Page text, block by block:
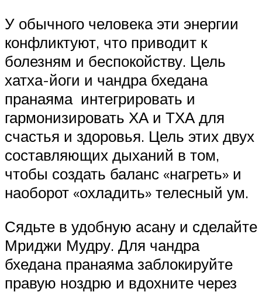
У обычного человека эти энергии
конфликтуют, что приводит к
болезням и беспокойству. Цель
хатха-йоги и чандра бхедана
пранаяма интегрировать и
гармонизировать ХА и ТХА для
счастья и здоровья. Цель этих двух
составляющих дыханий в том,
чтобы создать баланс «нагреть» и
наоборот «охладить» телесный ум.
Сядьте в удобную асану и сделайте
Мриджи Мудру. Для чандра
бхедана пранаяма заблокируйте
правую ноздрю и вдохните через